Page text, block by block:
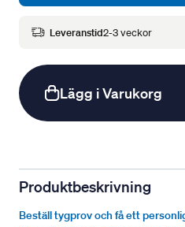
Leveranstid2-3 veckor
Lägg i Varukorg
Produktbeskrivning
Beställ tygprov och få ett